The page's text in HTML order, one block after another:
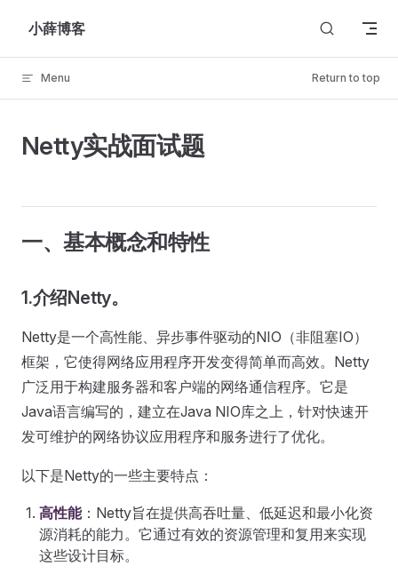
Skip to content
小薛博客
Menu Return to top
Netty实战面试题
一、基本概念和特性
1.介绍Netty。
Netty是一个高性能、异步事件驱动的NIO（非阻塞IO）
框架，它使得网络应用程序开发变得简单而高效。Netty
广泛用于构建服务器和客户端的网络通信程序。它是
Java语言编写的，建立在Java NIO库之上，针对快速开
发可维护的网络协议应用程序和服务进行了优化。
以下是Netty的一些主要特点：
高性能：Netty旨在提供高吞吐量、低延迟和最小化资
源消耗的能力。它通过有效的资源管理和复用来实现
这些设计目标。